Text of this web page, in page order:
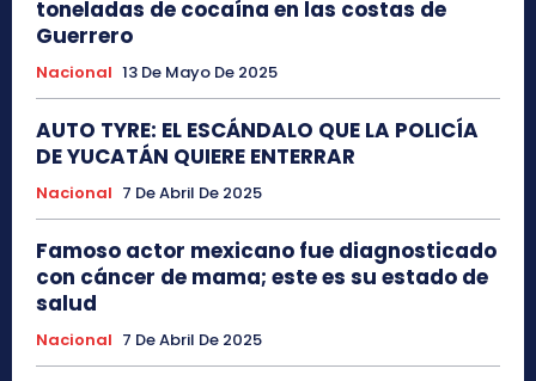
toneladas de cocaína en las costas de
Guerrero
Nacional 13 De Mayo De 2025
AUTO TYRE: EL ESCÁNDALO QUE LA POLICÍA
DE YUCATÁN QUIERE ENTERRAR
Nacional 7 De Abril De 2025
Famoso actor mexicano fue diagnosticado
con cáncer de mama; este es su estado de
salud
Nacional 7 De Abril De 2025